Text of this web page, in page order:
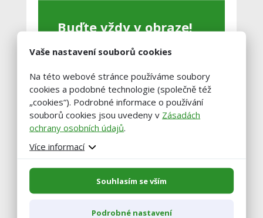
Buďte vždy v obraze!
Zadejte váš email a my vám občas
článků.
Vaše nastavení souborů cookies
Na této webové stránce používáme soubory
cookies a podobné technologie (společně též
„cookies“). Podrobné informace o používání
souborů cookies jsou uvedeny v Zásadách
ochrany osobních údajů.
Více informací
Souhlasím se vším
Podrobné nastavení